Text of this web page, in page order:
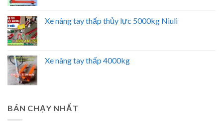
Xe nâng tay thấp thủy lực 5000kg Niuli
Xe nâng tay thấp 4000kg
BÁN CHẠY NHẤT